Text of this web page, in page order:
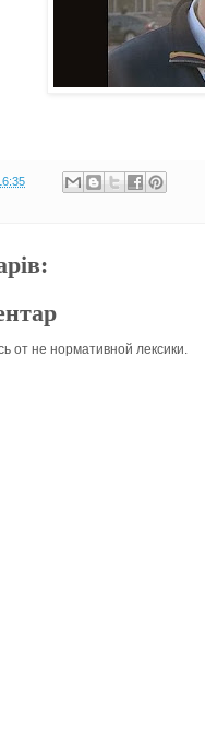
от не нормативной лексики.